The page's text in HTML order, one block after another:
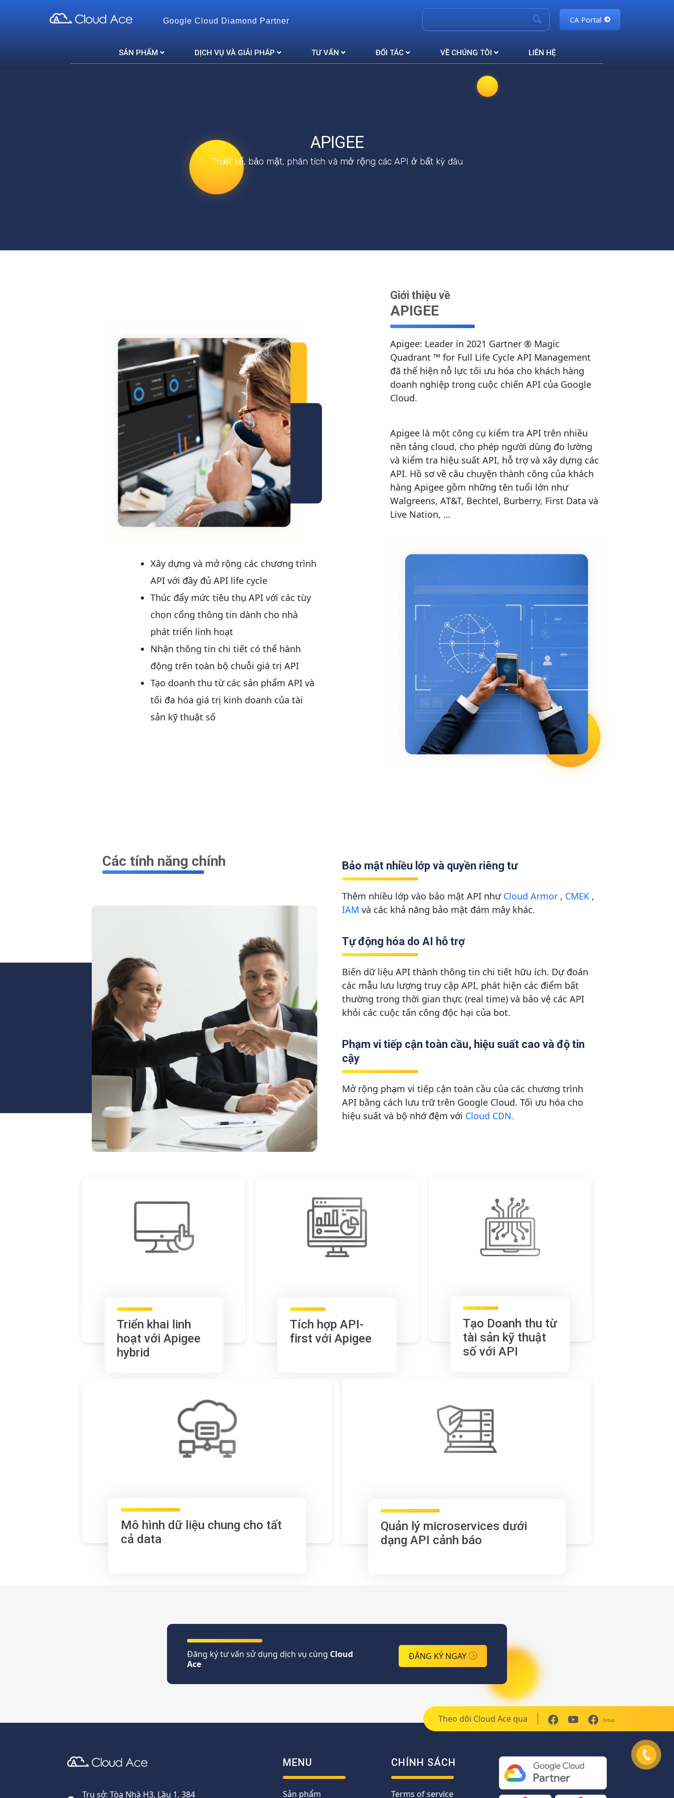
Google Cloud Diamond Partner CA Portal
SẢN PHẨM DỊCH VỤ VÀ GIẢI PHÁP TƯ VẤN ĐỐI TÁC VỀ CHÚNG TÔI LIÊN HỆ
APIGEE
Thiết kế, bảo mật, phân tích và mở rộng các API ở bất kỳ đâu
Xây dựng và mở rộng các chương trình
API với đầy đủ API life cycle
Thúc đẩy mức tiêu thụ API với các tùy
chọn cổng thông tin dành cho nhà
phát triển linh hoạt
Nhận thông tin chi tiết có thể hành
động trên toàn bộ chuỗi giá trị API
Tạo doanh thu từ các sản phẩm API và
tối đa hóa giá trị kinh doanh của tài
sản kỹ thuật số
Giới thiệu về
APIGEE
Apigee: Leader in 2021 Gartner ® Magic
Quadrant ™ for Full Life Cycle API Management
đã thể hiện nỗ lực tối ưu hóa cho khách hàng
doanh nghiệp trong cuộc chiến API của Google
Cloud.
Apigee là một công cụ kiểm tra API trên nhiều
nền tảng cloud, cho phép người dùng đo lường
và kiểm tra hiệu suất API, hỗ trợ và xây dựng các
API. Hồ sơ về câu chuyện thành công của khách
hàng Apigee gồm những tên tuổi lớn như
Walgreens, AT&T, Bechtel, Burberry, First Data và
Live Nation, …
Các tính năng chính Bảo mật nhiều lớp và quyền riêng tư
Thêm nhiều lớp vào bảo mật API như Cloud Armor , CMEK ,
IAM và các khả năng bảo mật đám mây khác.
Tự động hóa do AI hỗ trợ
Biến dữ liệu API thành thông tin chi tiết hữu ích. Dự đoán
các mẫu lưu lượng truy cập API, phát hiện các điểm bất
thường trong thời gian thực (real time) và bảo vệ các API
khỏi các cuộc tấn công độc hại của bot.
Phạm vi tiếp cận toàn cầu, hiệu suất cao và độ tin
cậy
Mở rộng phạm vi tiếp cận toàn cầu của các chương trình
API bằng cách lưu trữ trên Google Cloud. Tối ưu hóa cho
hiệu suất và bộ nhớ đệm với Cloud CDN.
Triển khai linh
hoạt với Apigee
hybrid
Tích hợp API-
first với Apigee
Tạo Doanh thu từ
tài sản kỹ thuật
số với API
Mô hình dữ liệu chung cho tất
cả data
Quản lý microservices dưới
dạng API cảnh báo
Đăng ký tư vấn sử dụng dịch vụ cùng Cloud
Ace
ĐĂNG KÝ NGAY
Theo dõi Cloud Ace qua Group
Trụ sở: Tòa Nhà H3, Lầu 1, 384
MENU
Sản phẩm
CHÍNH SÁCH
Terms of service